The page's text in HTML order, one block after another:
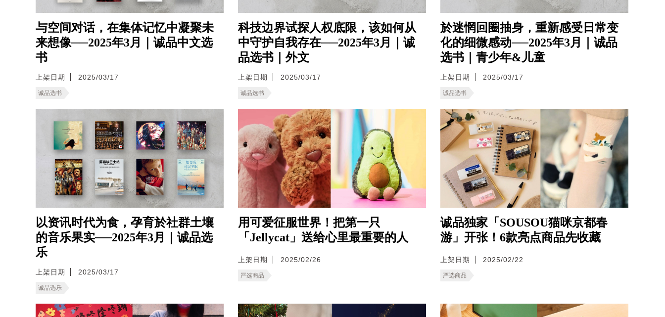
与空间对话，在集体记忆中凝聚未
来想像──2025年3月｜诚品中文选
书
上架日期 2025/03/17
诚品选书
科技边界试探人权底限，该如何从
中守护自我存在──2025年3月｜诚
品选书｜外文
上架日期 2025/03/17
诚品选书
於迷惘回圈抽身，重新感受日常变
化的细微感动──2025年3月｜诚品
选书｜青少年&儿童
上架日期 2025/03/17
诚品选书
以资讯时代为食，孕育於社群土壤
的音乐果实──2025年3月｜诚品选
乐
上架日期 2025/03/17
诚品选乐
用可爱征服世界！把第一只
「Jellycat」送给心里最重要的人
上架日期 2025/02/26
严选商品
诚品独家「SOUSOU猫咪京都春
游」开张！6款亮点商品先收藏
上架日期 2025/02/22
严选商品